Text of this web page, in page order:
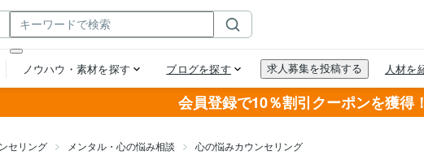
会員登録で10％割引クーポンを獲得！
セリング メンタル・心の悩み相談 心の悩みカウンセリング